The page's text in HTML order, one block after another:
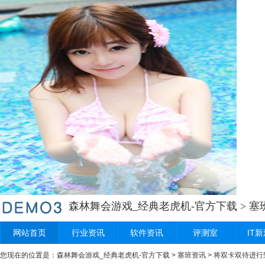
森林舞会游戏_经典老虎机-官方下载 > 塞
网站首页 行业资讯 软件资讯 评测室 IT
您现在的位置是： 森林舞会游戏_经典老虎机-官方下载 > 塞班资讯 > 将双卡双待进